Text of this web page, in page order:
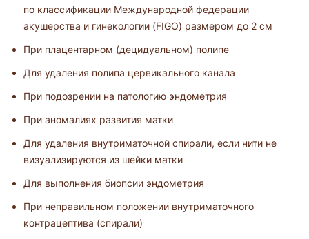
по классификации Международной федерации
акушерства и гинекологии (FIGO) размером до 2 см
При плацентарном (децидуальном) полипе
Для удаления полипа цервикального канала
При подозрении на патологию эндометрия
При аномалиях развития матки
Для удаления внутриматочной спирали, если нити не
визуализируются из шейки матки
Для выполнения биопсии эндометрия
При неправильном положении внутриматочного
контрацептива (спирали)